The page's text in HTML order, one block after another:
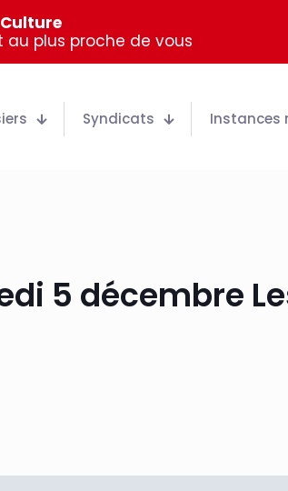
au plus proche de vous
Syndicats Instances
5 décembre